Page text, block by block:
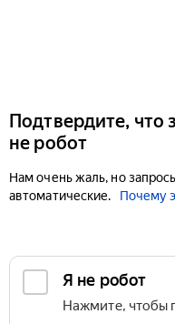
Подтвердите, что
не робот
Нам очень жаль, но
автоматические.
Почему